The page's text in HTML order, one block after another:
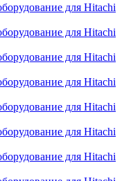
для Hitachi
для Hitachi
для Hitachi
для Hitachi
для Hitachi
для Hitachi
для Hitachi